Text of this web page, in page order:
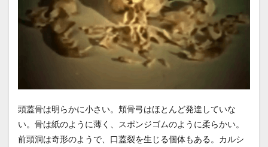
頭蓋骨は明らかに小さい。頬骨弓はほとんど発達していな
い。骨は紙のように薄く、スポンジゴムのように柔らかい。
前頭洞は奇形のようで、口蓋裂を生じる個体もある。カルシ